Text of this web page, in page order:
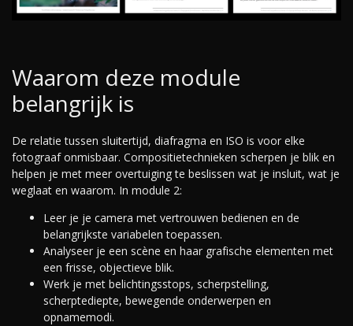
Waarom deze module
belangrijk is
De relatie tussen sluitertijd, diafragma en ISO is voor elke
fotograaf onmisbaar. Compositietechnieken scherpen je blik en
helpen je met meer overtuiging te beslissen wat je insluit, wat je
weglaat en waarom. In module 2:
Leer je je camera met vertrouwen bedienen en de
belangrijkste variabelen toepassen.
Analyseer je een scène en haar grafische elementen met
een frisse, objectieve blik.
Werk je met belichtingsstops, scherpstelling,
scherptediepte, bewegende onderwerpen en
opnamemodi.